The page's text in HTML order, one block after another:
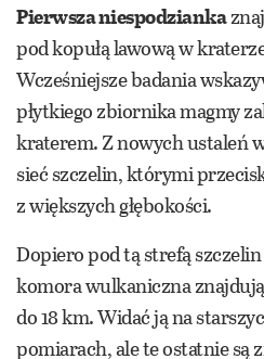
Pierwsza niespodzianka
pod kopułą lawową w
Wcześniejsze badania
płytkiego zbiornika magmy
kraterem. Z nowych ustaleń
sieć szczelin, którymi
z większych głębokości.
Dopiero pod tą strefą szczelin
komora wulkaniczna
do 18 km. Widać ją na
pomiarach, ale te ostatnie są